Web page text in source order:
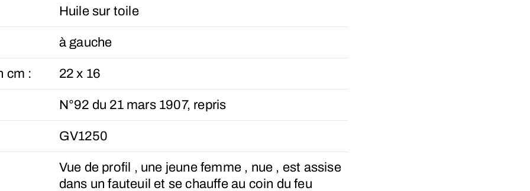
Huile sur toile
à gauche
cm : 22 x 16
N°92 du 21 mars 1907, repris
GV1250
Vue de profil , une jeune femme , nue , est assise
dans un fauteuil et se chauffe au coin du feu